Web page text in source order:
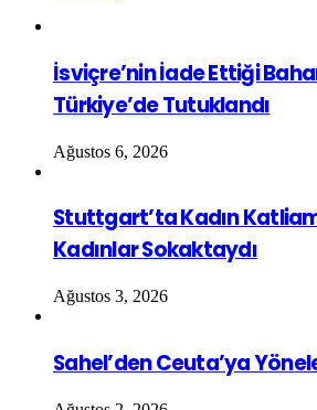
İsviçre’nin İade Ettiği
Türkiye’de Tutuklandı
Ağustos 6, 2026
Stuttgart’ta Kadın
Kadınlar Sokaktaydı
Ağustos 3, 2026
Sahel’den Ceuta’ya